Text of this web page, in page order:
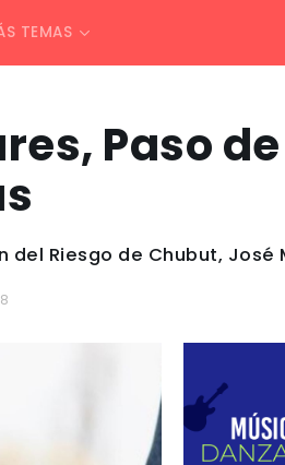
TEMAS
Paso
Riesgo de Chubut, José